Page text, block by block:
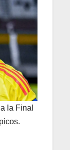
la Final